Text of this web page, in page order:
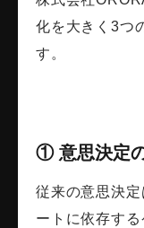
化を大きく3つ
す。
① 意思決定
従来の意思決
ートに依存する